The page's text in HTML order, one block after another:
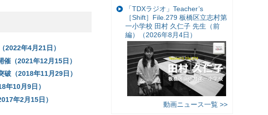
年4月21日）
（2021年12月15日）
（2018年11月29日）
年10月9日）
年2月15日）
「TDXラジオ」Teacher’s
［Shift］File.279 板橋区立志村第
一小学校 田村 久仁子 先生（前
編）（2026年8月4日）
動画ニュース一覧 >>